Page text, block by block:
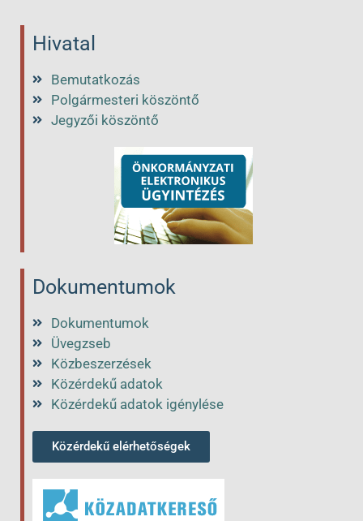
Hivatal
Bemutatkozás
Polgármesteri köszöntő
Jegyzői köszöntő
Dokumentumok
Dokumentumok
Üvegzseb
Közbeszerzések
Közérdekű adatok
Közérdekű adatok igénylése
Közérdekű elérhetőségek